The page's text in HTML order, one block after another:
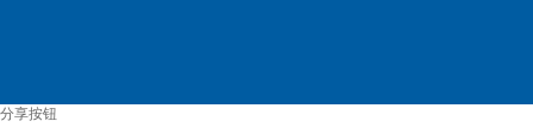
分享按钮